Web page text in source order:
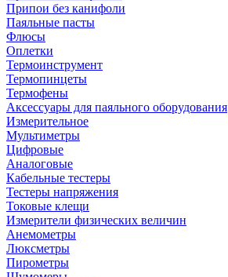
Припои без канифоли
Паяльные пасты
Флюсы
Оплетки
Термоинструмент
Термопинцеты
Термофены
Аксессуары для паяльного оборудования
Измерительное
Мультиметры
Цифровые
Аналоговые
Кабельные тестеры
Тестеры напряжения
Токовые клещи
Измерители физических величин
Анемометры
Люксметры
Пирометры